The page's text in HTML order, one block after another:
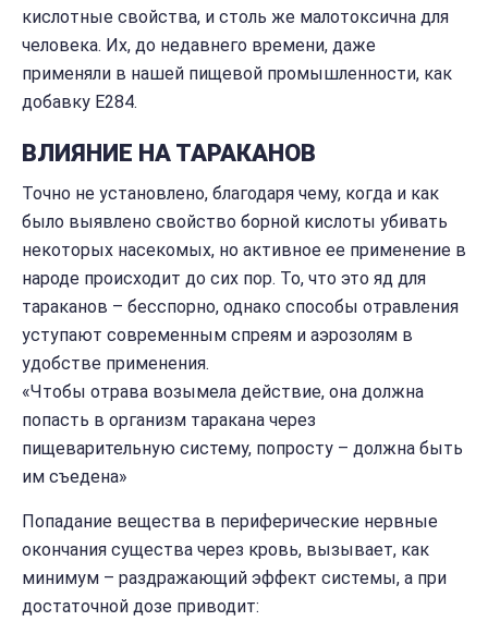
кислотные свойства, и столь же малотоксична для
человека. Их, до недавнего времени, даже
применяли в нашей пищевой промышленности, как
добавку E284.
ВЛИЯНИЕ НА ТАРАКАНОВ
Точно не установлено, благодаря чему, когда и как
было выявлено свойство борной кислоты убивать
некоторых насекомых, но активное ее применение в
народе происходит до сих пор. То, что это яд для
тараканов – бесспорно, однако способы отравления
уступают современным спреям и аэрозолям в
удобстве применения.
«Чтобы отрава возымела действие, она должна
попасть в организм таракана через
пищеварительную систему, попросту – должна быть
им съедена»
Попадание вещества в периферические нервные
окончания существа через кровь, вызывает, как
минимум – раздражающий эффект системы, а при
достаточной дозе приводит: